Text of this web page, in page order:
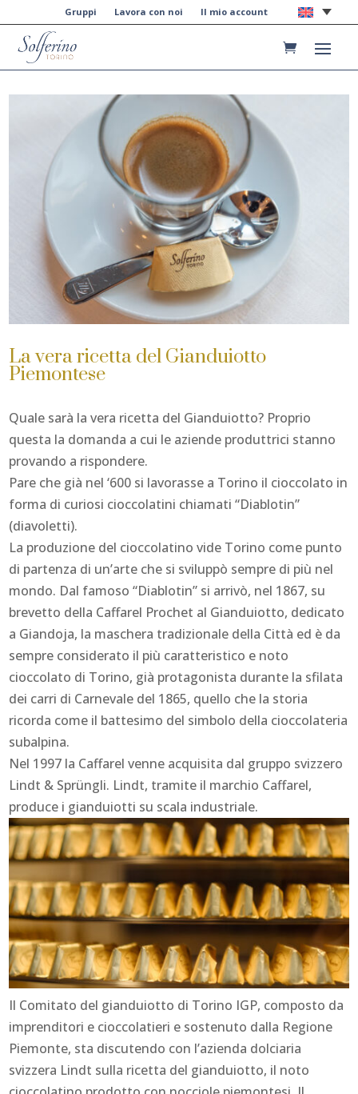
Gruppi Lavora con noi Il mio account
La vera ricetta del Gianduiotto
Piemontese
Quale sarà la vera ricetta del Gianduiotto? Proprio
questa la domanda a cui le aziende produttrici stanno
provando a rispondere.
Pare che già nel ‘600 si lavorasse a Torino il cioccolato in
forma di curiosi cioccolatini chiamati “Diablotin”
(diavoletti).
La produzione del cioccolatino vide Torino come punto
di partenza di un’arte che si sviluppò sempre di più nel
mondo. Dal famoso “Diablotin” si arrivò, nel 1867, su
brevetto della Caffarel Prochet al Gianduiotto, dedicato
a Giandoja, la maschera tradizionale della Città ed è da
sempre considerato il più caratteristico e noto
cioccolato di Torino, già protagonista durante la sfilata
dei carri di Carnevale del 1865, quello che la storia
ricorda come il battesimo del simbolo della cioccolateria
subalpina.
Nel 1997 la Caffarel venne acquisita dal gruppo svizzero
Lindt & Sprüngli. Lindt, tramite il marchio Caffarel,
produce i gianduiotti su scala industriale.
Il Comitato del gianduiotto di Torino IGP, composto da
imprenditori e cioccolatieri e sostenuto dalla Regione
Piemonte, sta discutendo con l’azienda dolciaria
svizzera Lindt sulla ricetta del gianduiotto, il noto